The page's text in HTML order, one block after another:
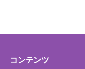
コンテンツ